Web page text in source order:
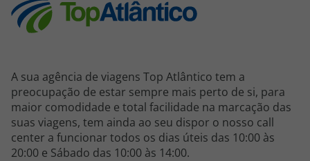
A sua agência de viagens Top Atlântico tem a
preocupação de estar sempre mais perto de si, para
maior comodidade e total facilidade na marcação das
suas viagens, tem ainda ao seu dispor o nosso call
center a funcionar todos os dias úteis das 10:00 às
20:00 e Sábado das 10:00 às 14:00.